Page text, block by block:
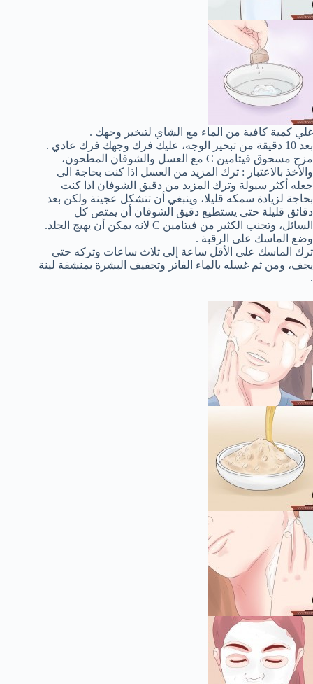
غلي كمية كافية من الماء مع الشاي لتبخير وجهك .
بعد 10 دقيقة من تبخير الوجه، عليك فرك وجهك فرك عادي .
مزج مسحوق فيتامين C مع العسل والشوفان المطحون،
والأخذ بالاعتبار : ترك المزيد من العسل اذا كنت بحاجة الى
جعله أكثر سيولة وترك المزيد من دقيق الشوفان اذا كنت
بحاجة لزيادة سمكه قليلا، وينبغي أن تتشكل عجينة ولكن بعد
دقائق قليلة حتى يستطيع دقيق الشوفان أن يمتص كل
السائل، وتجنب الكثير من فيتامين C لانه يمكن أن يهيج الجلد.
وضع الماسك على الرقبة .
ترك الماسك على الأقل ساعة إلى ثلاث ساعات وتركه حتى
يجف، ومن ثم غسله بالماء الفاتر وتجفيف البشرة بمنشفة لينة
.